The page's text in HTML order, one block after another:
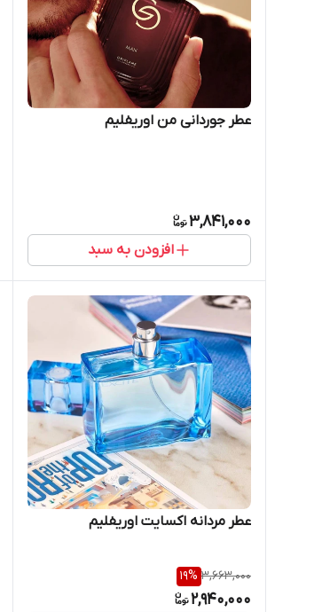
عطر جوردانی من اوریفلیم
3,841,000
افزودن به سبد
عطر مردانه اکسایت اوریفلیم
3,663,000
19%
2,940,000